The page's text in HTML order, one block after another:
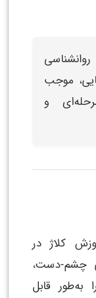
موجب
و
کلاژ در
چشم-دست،
به‌طور قابل